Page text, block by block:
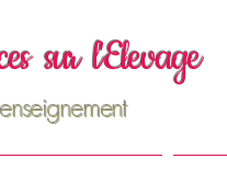
sur l'Elevage